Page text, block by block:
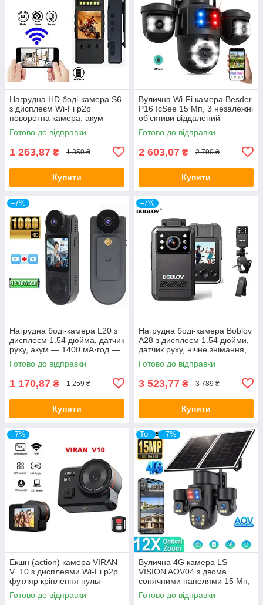
Нагрудна HD боді-камера S6
з дисплеєм Wi-Fi p2p
поворотна камера, акум —
1400 мА·год — ОРІГІНАЛ!
Готово до відправки
1 263,87 ₴ 1 359 ₴
Купити
Вулична Wi-Fi камера Besder
P16 IcSee 15 Мп, 3 незалежні
об'єктиви віддалений
перегляд
обертання,сигналізація —
Готово до відправки
2 603,07 ₴ 2 799 ₴
Купити
–7%
Нагрудна боді-камера L20 з
дисплеєм 1.54 дюйма, датчик
руху, акум — 1400 мА·год —
ОРІГІНАЛ!
Готово до відправки
1 170,87 ₴ 1 259 ₴
Купити
–7%
Нагрудна боді-камера Boblov
A28 з дисплеєм 1.54 дюйми,
датчик руху, нічне знімання,
акум — ОРІГІНАЛ!
Готово до відправки
3 523,77 ₴ 3 789 ₴
Купити
–7%
Екшн (action) камера VIRAN
V_10 з дисплеями Wi-Fi p2p
футляр кріплення пульт —
ОРИГІНАЛ!
Готово до відправки
Топ –7%
Вулична 4G камера LS
VISION AOV04 з двома
сонячними панелями 15 Мп,
3 об'єктиви, акумулятор
20100 мА·год, PIR
Готово до відправки